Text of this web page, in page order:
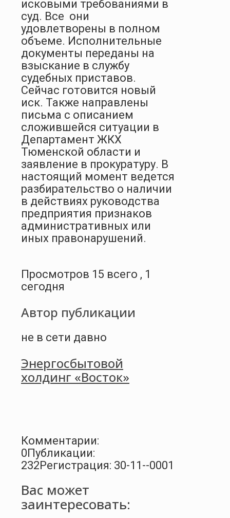
исковыми требованиями в
суд. Все они
удовлетворены в полном
объеме. Исполнительные
документы переданы на
взыскание в службу
судебных приставов.
Сейчас готовится новый
иск. Также направлены
письма с описанием
сложившейся ситуации в
Департамент ЖКХ
Тюменской области и
заявление в прокуратуру. В
настоящий момент ведется
разбирательство о наличии
в действиях руководства
предприятия признаков
административных или
иных правонарушений.
Просмотров 15 всего , 1
сегодня
Автор публикации
не в сети давно
Энергосбытовой
холдинг «Восток»
Комментарии:
0Публикации:
232Регистрация: 30-11--0001
Вас может
заинтересовать: